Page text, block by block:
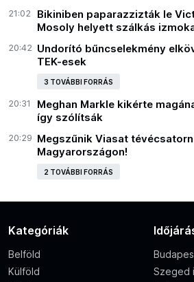
21:02
Bikiniben paparazzizták le
Mosoly helyett szálkás
20:42 Undorító bűncselekmény
TEK-esek
3 TOVÁBBI FORRÁS
20:31
Meghan Markle kikérte
így szólítsák
20:29 Megszűnik Viasat
Magyarországon!
2 TOVÁBBI FORRÁS
Kategóriák
Belföld
Külföld
Szeged